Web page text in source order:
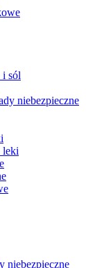
i sól
niebezpieczne
leki
niebezpieczne